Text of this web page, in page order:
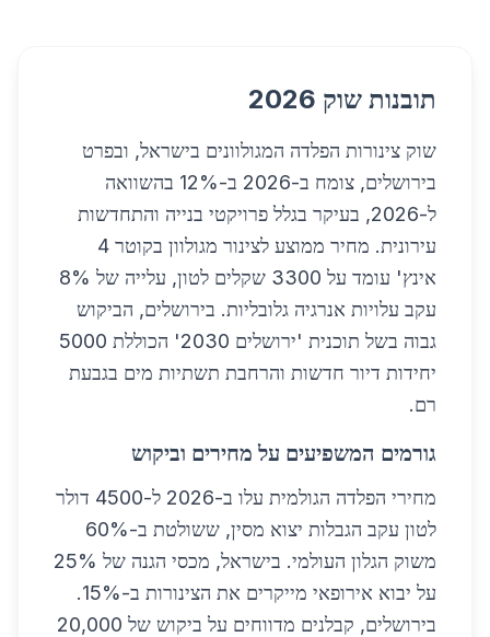
תובנות שוק 2026
שוק צינורות הפלדה המגולוונים בישראל, ובפרט
בירושלים, צומח ב-2026 ב-12% בהשוואה
ל-2026, בעיקר בגלל פרויקטי בנייה והתחדשות
עירונית. מחיר ממוצע לצינור מגולוון בקוטר 4
אינץ' עומד על 3300 שקלים לטון, עלייה של 8%
עקב עלויות אנרגיה גלובליות. בירושלים, הביקוש
גבוה בשל תוכנית 'ירושלים 2030' הכוללת 5000
יחידות דיור חדשות והרחבת תשתיות מים בגבעת
רם.
גורמים המשפיעים על מחירים וביקוש
מחירי הפלדה הגולמית עלו ב-2026 ל-4500 דולר
לטון עקב הגבלות יצוא מסין, ששולטת ב-60%
משוק הגלון העולמי. בישראל, מכסי הגנה של 25%
על יבוא אירופאי מייקרים את הצינורות ב-15%.
בירושלים, קבלנים מדווחים על ביקוש של 20,000